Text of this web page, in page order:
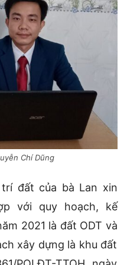
Chí Dũng
đất của bà Lan xin
với quy hoạch, kế
2021 là đất ODT và
xây dựng là khu đất